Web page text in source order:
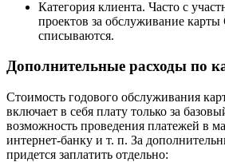
Категория клиента. Часто с
проектов за обслуживание
списываются.
Дополнительные расходы по
Стоимость годового обслуживания
включает в себя плату только за
возможность проведения платежей в
интернет-банку и т. п. За
придется заплатить отдельно: